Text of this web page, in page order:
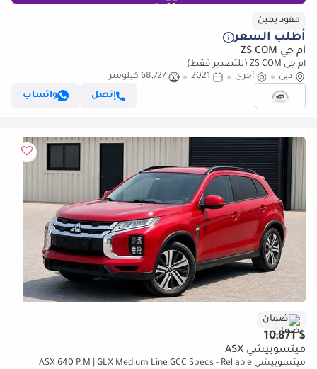
مقود يمين
أطلب السعر
أم جي ZS COM
أم جي ZS COM (للتصدير فقط)
دبي
أخرى 2021
68,727 كيلومتر
إتصل
واتساب
ضمان
$ 10,871
ميتسوبيشي ASX
ميتسوبيشي ASX 640 P.M | GLX Medium Line GCC Specs - Reliable